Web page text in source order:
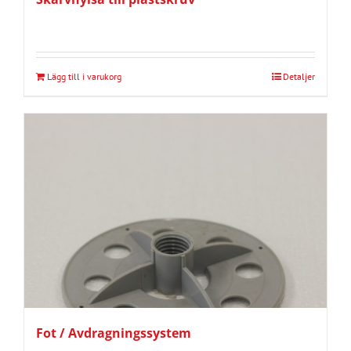
Lägg till i varukorg Detaljer
Fot / Avdragningssystem